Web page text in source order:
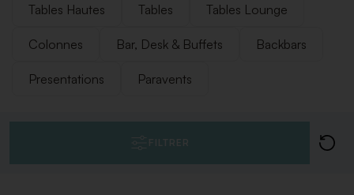
Tables Hautes Tables Tables Lounge
Colonnes Bar, Desk & Buffets Backbars
Presentations Paravents
FILTRER